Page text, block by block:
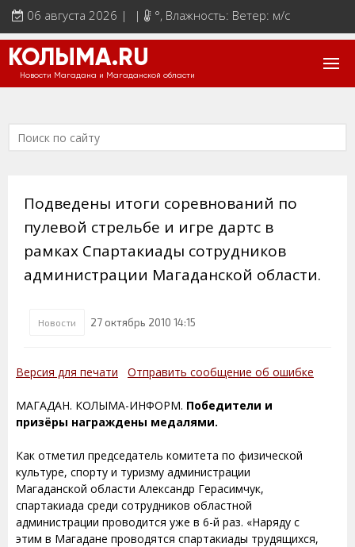
06 августа 2026 | | °, Влажность: Ветер: м/с
КОЛЫМА.RU
Новости Магадана и Магаданской области
Подведены итоги соревнований по
пулевой стрельбе и игре дартс в
рамках Спартакиады сотрудников
администрации Магаданской области.
Новости 27 октябрь 2010 14:15
Версия для печати Отправить сообщение об ошибке
МАГАДАН. КОЛЫМА-ИНФОРМ. Победители и
призёры награждены медалями.
Как отметил председатель комитета по физической
культуре, спорту и туризму администрации
Магаданской области Александр Герасимчук,
спартакиада среди сотрудников областной
администрации проводится уже в 6-й раз. «Наряду с
этим в Магадане проводятся спартакиады трудящихся,